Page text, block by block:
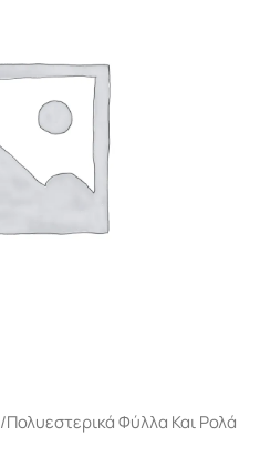
/Πολυεστερικά Φύλλα Και Ρολά